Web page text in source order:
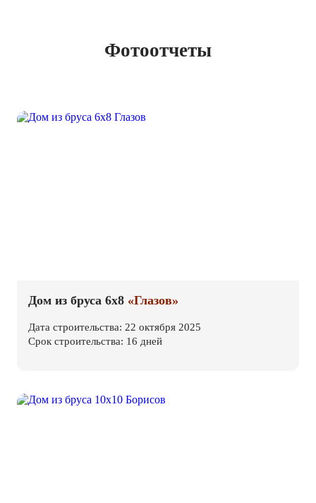
Фотоотчеты
Дом из бруса 6х8 «Глазов»
Дата строительства: 22 октября 2025
Срок строительства: 16 дней